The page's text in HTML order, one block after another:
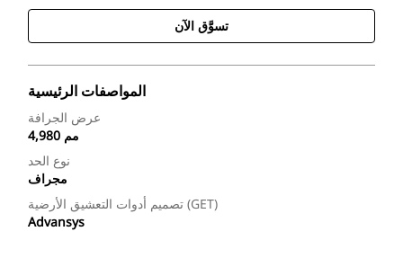
تسوَّق الآن
المواصفات الرئيسية
عرض الجرافة
4,980 مم
نوع الحد
مجراف
تصميم أدوات التعشيق الأرضية (GET)
Advansys